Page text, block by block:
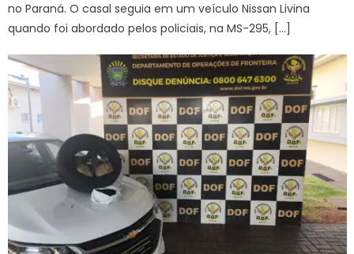
no Paraná. O casal seguia em um veículo Nissan Livina
quando foi abordado pelos policiais, na MS-295, […]